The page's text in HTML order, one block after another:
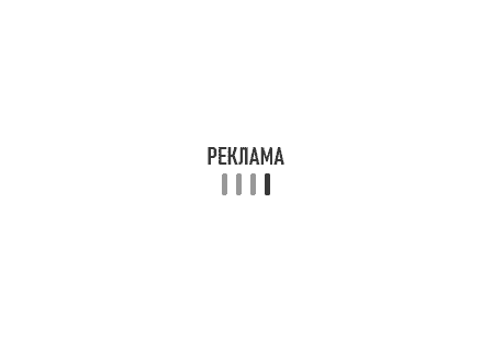
Осветлители для волос